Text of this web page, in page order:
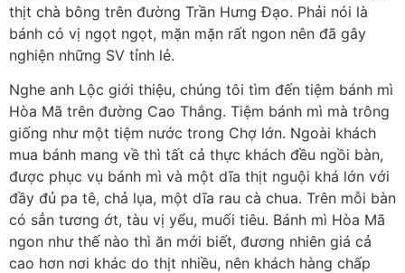
thịt chà bông trên đường Trần Hưng Đạo. Phải nói là
bánh có vị ngọt ngọt, mặn mặn rất ngon nên đã gây
nghiện những SV tỉnh lẻ.
Nghe anh Lộc giới thiệu, chúng tôi tìm đến tiệm bánh mì
Hòa Mã trên đường Cao Thắng. Tiệm bánh mì mà trông
giống như một tiệm nước trong Chợ lớn. Ngoài khách
mua bánh mang về thì tất cả thực khách đều ngồi bàn,
được phục vụ bánh mì và một dĩa thịt nguội khá lớn với
đầy đủ pa tê, chả lụa, một dĩa rau cà chua. Trên mỗi bàn
có sẳn tương ớt, tàu vị yểu, muối tiêu. Bánh mì Hòa Mã
ngon như thế nào thì ăn mới biết, đương nhiên giá cả
cao hơn nơi khác do thịt nhiều, nên khách hàng chấp